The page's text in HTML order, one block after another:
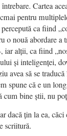
Cartea
pentru
ca fiind
o nouă abordare
alții, ca fiind
și inteligenței,
avea să se
spune că e un
cum bine știi, nu
dacă țin la ea, căci
scriitură.